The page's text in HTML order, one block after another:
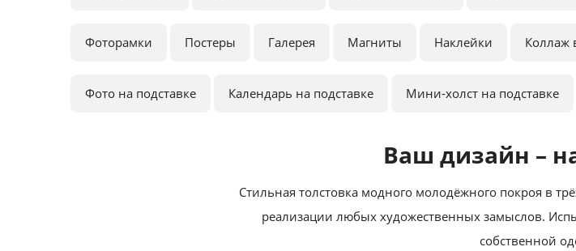
Фоторамки Постеры Галерея Магниты Наклейки Коллаж
Фото на подставке Календарь на подставке Мини-холст на подставке
Ваш дизайн –
Стильная толстовка модного молодёжного покроя в
реализации любых художественных замыслов.
собственной